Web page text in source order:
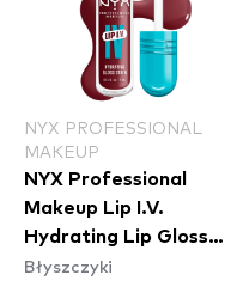
NYX PROFESSIONAL
MAKEUP
NYX Professional
Makeup Lip I.V.
Hydrating Lip Gloss
Stain - 08 Drippin In
Błyszczyki